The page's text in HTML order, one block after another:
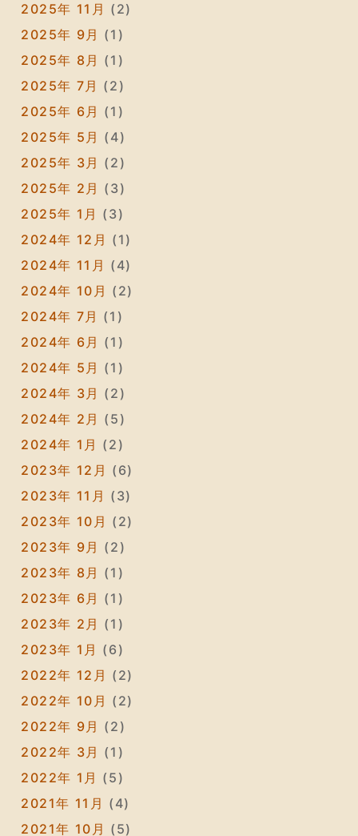
2025年 11月 (2)
2025年 9月 (1)
2025年 8月 (1)
2025年 7月 (2)
2025年 6月 (1)
2025年 5月 (4)
2025年 3月 (2)
2025年 2月 (3)
2025年 1月 (3)
2024年 12月 (1)
2024年 11月 (4)
2024年 10月 (2)
2024年 7月 (1)
2024年 6月 (1)
2024年 5月 (1)
2024年 3月 (2)
2024年 2月 (5)
2024年 1月 (2)
2023年 12月 (6)
2023年 11月 (3)
2023年 10月 (2)
2023年 9月 (2)
2023年 8月 (1)
2023年 6月 (1)
2023年 2月 (1)
2023年 1月 (6)
2022年 12月 (2)
2022年 10月 (2)
2022年 9月 (2)
2022年 3月 (1)
2022年 1月 (5)
2021年 11月 (4)
2021年 10月 (5)